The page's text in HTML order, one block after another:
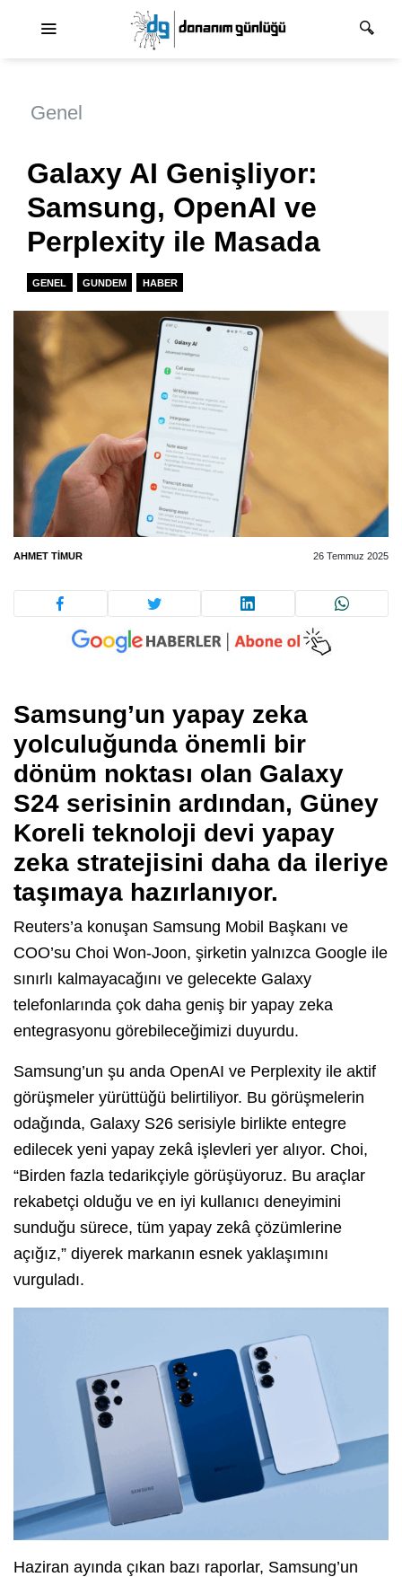
Genel
Galaxy AI Genişliyor:
Samsung, OpenAI ve
Perplexity ile Masada
GENEL GUNDEM HABER
AHMET TIMUR 26 Temmuz 2025
Samsung’un yapay zeka
yolculuğunda önemli bir
dönüm noktası olan Galaxy
S24 serisinin ardından, Güney
Koreli teknoloji devi yapay
zeka stratejisini daha da ileriye
taşımaya hazırlanıyor.
Reuters’a konuşan Samsung Mobil Başkanı ve
COO’su Choi Won-Joon, şirketin yalnızca Google ile
sınırlı kalmayacağını ve gelecekte Galaxy
telefonlarında çok daha geniş bir yapay zeka
entegrasyonu görebileceğimizi duyurdu.
Samsung’un şu anda OpenAI ve Perplexity ile aktif
görüşmeler yürüttüğü belirtiliyor. Bu görüşmelerin
odağında, Galaxy S26 serisiyle birlikte entegre
edilecek yeni yapay zekâ işlevleri yer alıyor. Choi,
“Birden fazla tedarikçiyle görüşüyoruz. Bu araçlar
rekabetçi olduğu ve en iyi kullanıcı deneyimini
sunduğu sürece, tüm yapay zekâ çözümlerine
açığız,” diyerek markanın esnek yaklaşımını
vurguladı.
Haziran ayında çıkan bazı raporlar, Samsung’un